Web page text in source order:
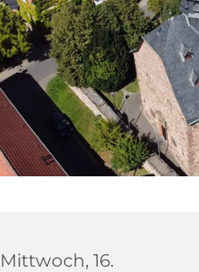
Mittwoch, 16.